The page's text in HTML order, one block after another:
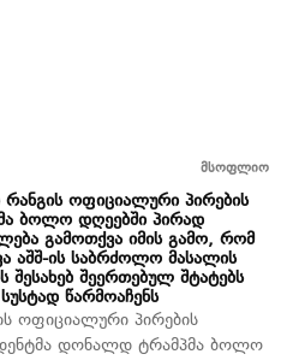
მსოფლიო
ოფიციალური პირების
ბოლო დღეებში პირად
გამოთქვა იმის გამო, რომ
აშშ-ის საბრძოლო მასალის
შესახებ შეერთებულ შტატებს
წარმოაჩენს
ოფიციალური პირების
დონალდ ტრამპმა ბოლო